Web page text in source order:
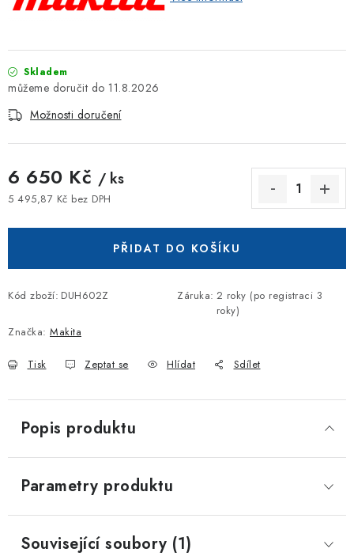
Skladem
11.8.2026
Možnosti doručení
6 650 Kč / ks
5 495,87 Kč bez DPH
PŘIDAT DO KOŠÍKU
Kód zboží: DUH602Z Záruka: 2 roky (po registraci 3
roky)
Značka: Makita
Tisk Zeptat se Hlídat Sdílet
Popis produktu
Parametry produktu
Související soubory (1)